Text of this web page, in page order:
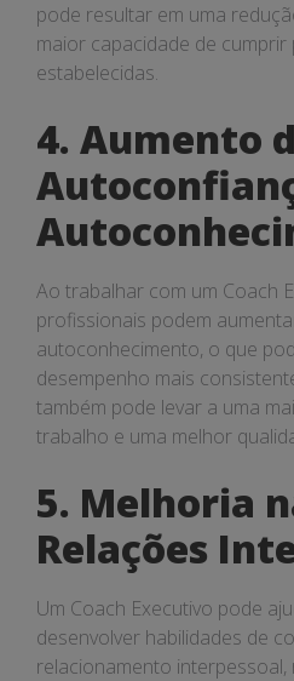
pode resultar em uma
maior capacidade de
estabelecidas.
4. Aumento
Ao trabalhar com um Coach
profissionais podem
autoconhecimento, o que
desempenho mais
também pode levar a uma
trabalho e uma melhor
5. Melhoria
Relações
Um Coach Executivo pode
desenvolver habilidades de
relacionamento